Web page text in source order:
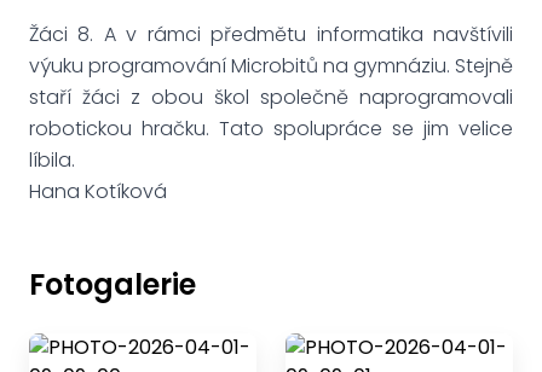
Žáci 8. A v rámci předmětu informatika navštívili
výuku programování Microbitů na gymnáziu. Stejně
staří žáci z obou škol společně naprogramovali
robotickou hračku. Tato spolupráce se jim velice
líbila.
Hana Kotíková
Fotogalerie